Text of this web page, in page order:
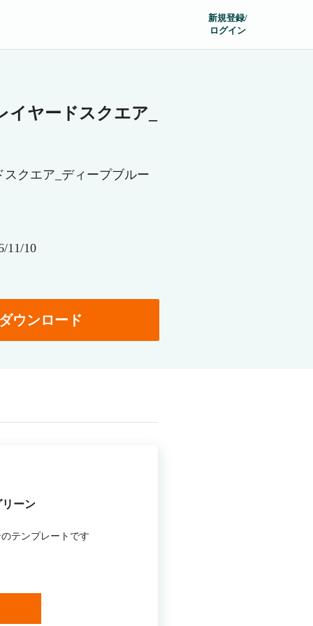
新規登録/
ログイン
ヤードスクエア_
クエア_ディープブルー
11/10
ウンロード
ーン
テンプレートです